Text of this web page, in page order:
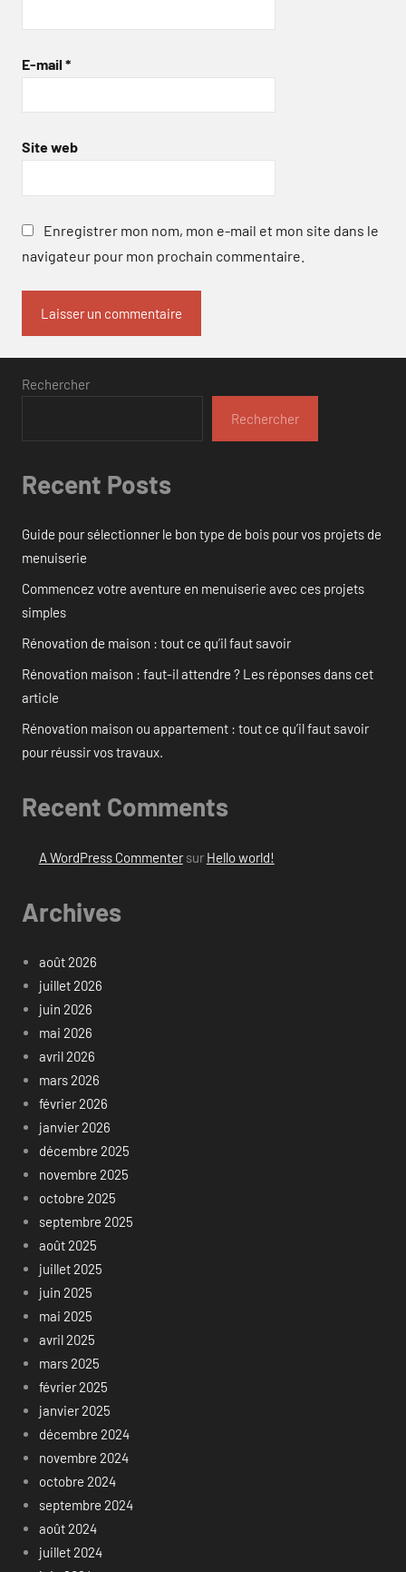
E-mail *
Site web
Enregistrer mon nom, mon e-mail et mon site dans le
navigateur pour mon prochain commentaire.
Rechercher
Rechercher
Recent Posts
Guide pour sélectionner le bon type de bois pour vos projets de
menuiserie
Commencez votre aventure en menuiserie avec ces projets
simples
Rénovation de maison : tout ce qu’il faut savoir
Rénovation maison : faut-il attendre ? Les réponses dans cet
article
Rénovation maison ou appartement : tout ce qu’il faut savoir
pour réussir vos travaux.
Recent Comments
A WordPress Commentersur Hello world!
Archives
août 2026
juillet 2026
juin 2026
mai 2026
avril 2026
mars 2026
février 2026
janvier 2026
décembre 2025
novembre 2025
octobre 2025
septembre 2025
août 2025
juillet 2025
juin 2025
mai 2025
avril 2025
mars 2025
février 2025
janvier 2025
décembre 2024
novembre 2024
octobre 2024
septembre 2024
août 2024
juillet 2024